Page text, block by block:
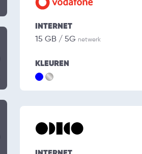
INTERNET
15 GB / 5G netwerk
KLEUREN